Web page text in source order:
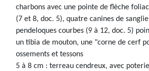
charbons avec une pointe de flèche
(7 et 8, doc. 5), quatre canines de
pendeloques courbes (9 à 12, doc. 5)
un tibia de mouton, une "corne de cerf
ossements et tessons
5 à 8 cm : terreau cendreux, avec